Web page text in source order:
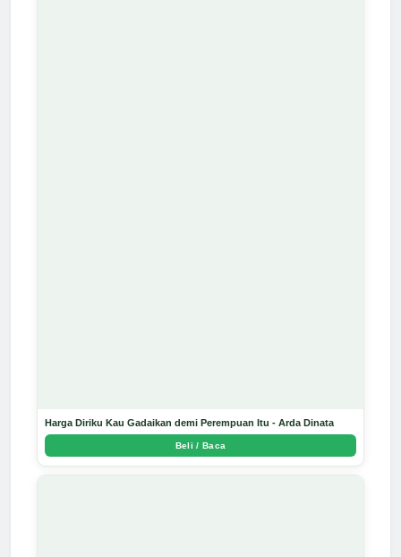
Harga Diriku Kau Gadaikan demi Perempuan Itu - Arda Dinata
Beli / Baca